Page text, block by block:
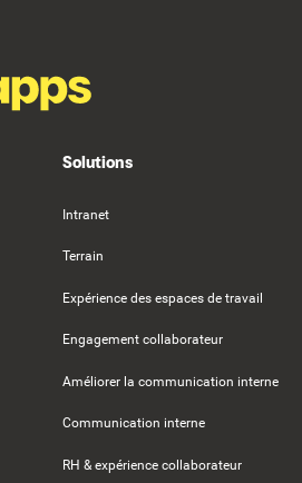
Solutions
Intranet
Terrain
Expérience des espaces de travail
Engagement collaborateur
Améliorer la communication interne
Communication interne
RH & expérience collaborateur